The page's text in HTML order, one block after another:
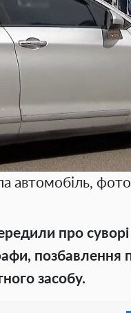
автомобіль,
про
позбавлення
засобу.